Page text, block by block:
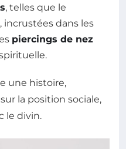
, telles que le
, incrustées dans les
piercings de nez
une histoire,
la position sociale,
le divin.